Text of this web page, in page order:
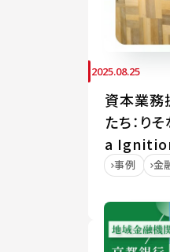
2025.08.25
資本業務
たち：り
a
事例 金